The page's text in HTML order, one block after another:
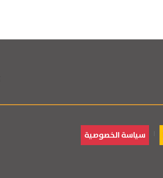
سياسة الخصوصية